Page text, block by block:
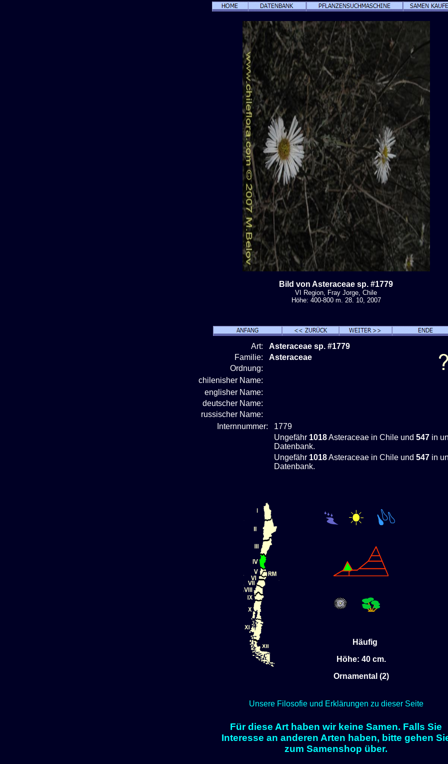
Bild von Asteraceae sp. #1779
VI Region, Fray Jorge, Chile
Höhe: 400-800 m. 28. 10, 2007
Art:
Asteraceae sp. #1779
Familie:
Asteraceae
Ordnung:
chilenisher Name:
englisher Name:
deutscher Name:
russischer Name:
Internnummer:
1779
Ungefähr 1018Asteraceae in Chile und 547 in
Datenbank.
Ungefähr 1018Asteraceae in Chile und 547 in
Datenbank.
Häufig
Höhe: 40 cm.
Ornamental (2)
Unsere Filosofie und Erklärungen zu dieser Seite
Für diese Art haben wir keine Samen. Falls Sie
Interesse an anderen Arten haben, bitte gehen
zum Samenshop über.